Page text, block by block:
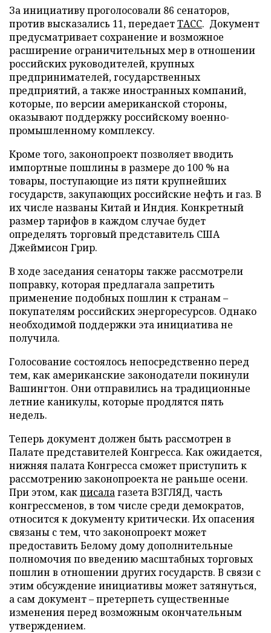
За инициативу проголосовали 86 сенаторов,
против высказались 11, передаетТАСС. Документ
предусматривает сохранение и возможное
расширение ограничительных мер в отношении
российских руководителей, крупных
предпринимателей, государственных
предприятий, а также иностранных компаний,
которые, по версии американской стороны,
оказывают поддержку российскому военно-
промышленному комплексу.
Кроме того, законопроект позволяет вводить
импортные пошлины в размере до 100 % на
товары, поступающие из пяти крупнейших
государств, закупающих российские нефть и газ. В
их числе названы Китай и Индия. Конкретный
размер тарифов в каждом случае будет
определять торговый представитель США
Джеймисон Грир.
В ходе заседания сенаторы также рассмотрели
поправку, которая предлагала запретить
применение подобных пошлин к странам –
покупателям российских энергоресурсов. Однако
необходимой поддержки эта инициатива не
получила.
Голосование состоялось непосредственно перед
тем, как американские законодатели покинули
Вашингтон. Они отправились на традиционные
летние каникулы, которые продлятся пять
недель.
Теперь документ должен быть рассмотрен в
Палате представителей Конгресса. Как ожидается,
нижняя палата Конгресса сможет приступить к
рассмотрению законопроекта не раньше осени.
При этом, какписалагазета ВЗГЛЯД, часть
конгрессменов, в том числе среди демократов,
относится к документу критически. Их опасения
связаны с тем, что законопроект может
предоставить Белому дому дополнительные
полномочия по введению масштабных торговых
пошлин в отношении других государств. В связи с
этим обсуждение инициативы может затянуться,
а сам документ – претерпеть существенные
изменения перед возможным окончательным
утверждением.